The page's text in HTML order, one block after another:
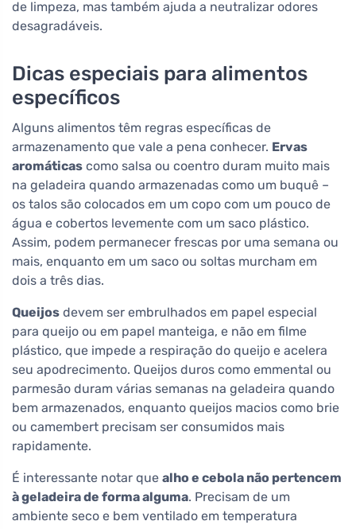
de limpeza, mas também ajuda a neutralizar odores
desagradáveis.
Dicas especiais para alimentos
específicos
Alguns alimentos têm regras específicas de
armazenamento que vale a pena conhecer. Ervas
aromáticas como salsa ou coentro duram muito mais
na geladeira quando armazenadas como um buquê –
os talos são colocados em um copo com um pouco de
água e cobertos levemente com um saco plástico.
Assim, podem permanecer frescas por uma semana ou
mais, enquanto em um saco ou soltas murcham em
dois a três dias.
Queijos devem ser embrulhados em papel especial
para queijo ou em papel manteiga, e não em filme
plástico, que impede a respiração do queijo e acelera
seu apodrecimento. Queijos duros como emmental ou
parmesão duram várias semanas na geladeira quando
bem armazenados, enquanto queijos macios como brie
ou camembert precisam ser consumidos mais
rapidamente.
É interessante notar que alho e cebola não pertencem
à geladeira de forma alguma. Precisam de um
ambiente seco e bem ventilado em temperatura